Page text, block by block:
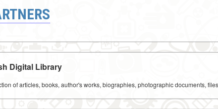
Digital Library
of articles, books, author's works, biographies, photographic documents,